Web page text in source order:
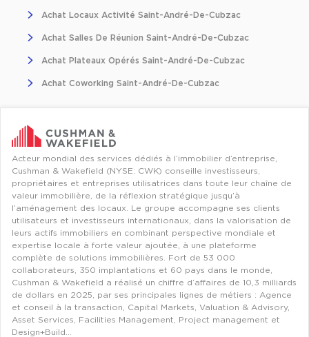
Entrepôts et Locaux d'activités avec quai de
Location de plateformes Logistique
Location de plateformes Logistique à Aulnay-sous-Bois
Location de plateformes Logistique à Amiens
Location de plateformes Logistique à Marseille
Location de plateformes Logistique à Le Havre
Achat de plateformes Logistique
Achat de plateformes Logistique en Bretagne
Achat de plateformes Logistique à Lyon
Achat de plateformes Logistique à Marseille
Achat Locaux Activité Saint-André-De-Cubzac
Achat Salles De Réunion Saint-André-De-Cubzac
Achat Plateaux Opérés Saint-André-De-Cubzac
Achat Coworking Saint-André-De-Cubzac
Acteur mondial des services dédiés à l’immobilier d’entreprise,
Cushman & Wakefield (NYSE: CWK) conseille investisseurs,
propriétaires et entreprises utilisatrices dans toute leur chaîne de
valeur immobilière, de la réflexion stratégique jusqu’à
l’aménagement des locaux. Le groupe accompagne ses clients
utilisateurs et investisseurs internationaux, dans la valorisation de
leurs actifs immobiliers en combinant perspective mondiale et
expertise locale à forte valeur ajoutée, à une plateforme
complète de solutions immobilières. Fort de 53 000
collaborateurs, 350 implantations et 60 pays dans le monde,
Cushman & Wakefield a réalisé un chiffre d’affaires de 10,3 milliards
de dollars en 2025, par ses principales lignes de métiers : Agence
et conseil à la transaction, Capital Markets, Valuation & Advisory,
Asset Services, Facilities Management, Project management et
Design+Build…